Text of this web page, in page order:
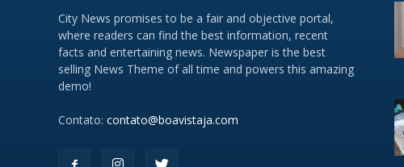
City News promises to be a fair and objective portal,
where readers can find the best information, recent
facts and entertaining news. Newspaper is the best
selling News Theme of all time and powers this amazing
demo!
Contato: contato@boavistaja.com